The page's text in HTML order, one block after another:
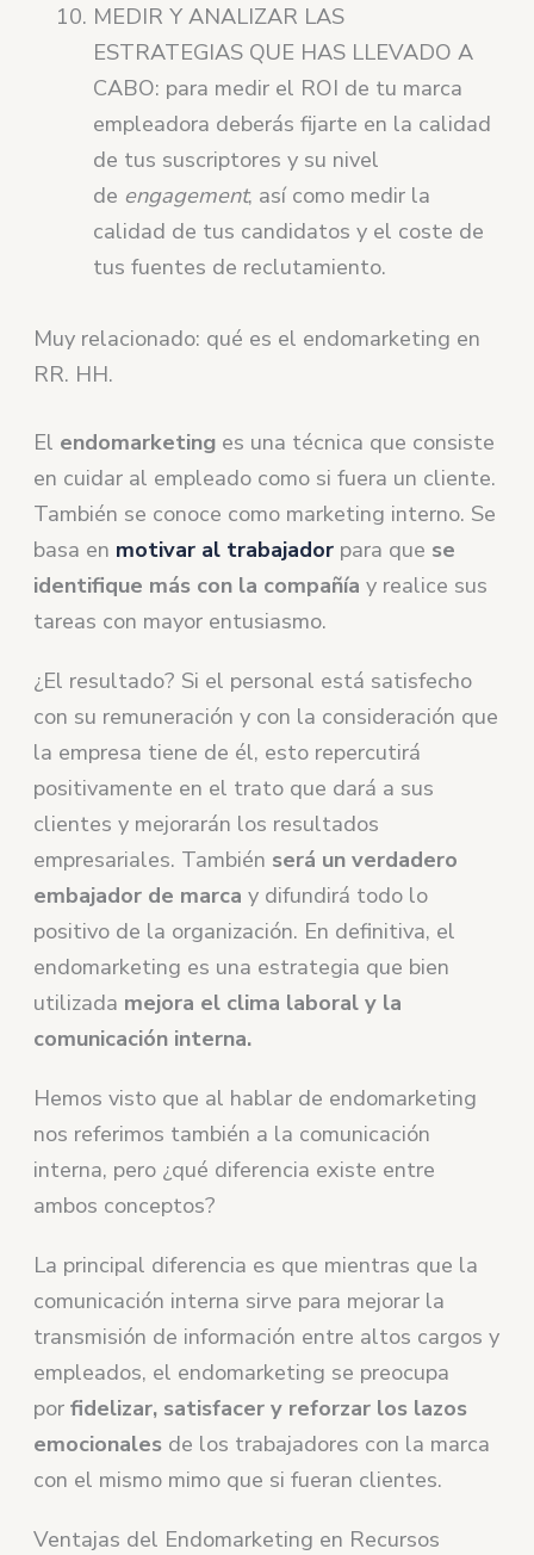
MEDIR Y ANALIZAR LAS
ESTRATEGIAS QUE HAS LLEVADO A
CABO: para medir el ROI de tu marca
empleadora deberás fijarte en la calidad
de tus suscriptores y su nivel
de engagement, así como medir la
calidad de tus candidatos y el coste de
tus fuentes de reclutamiento.
Muy relacionado: qué es el endomarketing en
RR. HH.
El endomarketing es una técnica que consiste
en cuidar al empleado como si fuera un cliente.
También se conoce como marketing interno. Se
basa en motivar al trabajador para que se
identifique más con la compañía y realice sus
tareas con mayor entusiasmo.
¿El resultado? Si el personal está satisfecho
con su remuneración y con la consideración que
la empresa tiene de él, esto repercutirá
positivamente en el trato que dará a sus
clientes y mejorarán los resultados
empresariales. También será un verdadero
embajador de marca y difundirá todo lo
positivo de la organización. En definitiva, el
endomarketing es una estrategia que bien
utilizada mejora el clima laboral y la
comunicación interna.
Hemos visto que al hablar de endomarketing
nos referimos también a la comunicación
interna, pero ¿qué diferencia existe entre
ambos conceptos?
La principal diferencia es que mientras que la
comunicación interna sirve para mejorar la
transmisión de información entre altos cargos y
empleados, el endomarketing se preocupa
porfidelizar, satisfacer y reforzar los lazos
emocionales de los trabajadores con la marca
con el mismo mimo que si fueran clientes.
Ventajas del Endomarketing en Recursos